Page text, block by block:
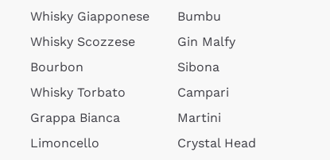
Whisky Giapponese
Whisky Scozzese
Bourbon
Whisky Torbato
Grappa Bianca
Limoncello
Bumbu
Gin Malfy
Sibona
Campari
Martini
Crystal Head